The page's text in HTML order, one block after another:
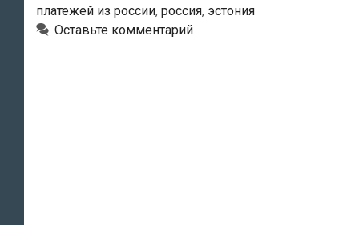
платежей из россии, россия, эстония
Оставьте комментарий